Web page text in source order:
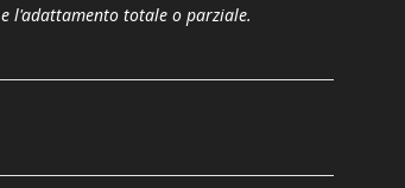
l'adattamento totale o parziale.